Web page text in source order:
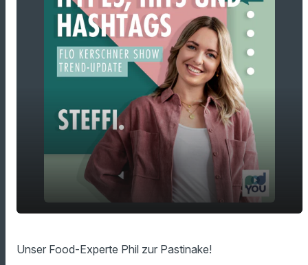
play_arrow
Unser Food-Experte Phil zur Pastinake!